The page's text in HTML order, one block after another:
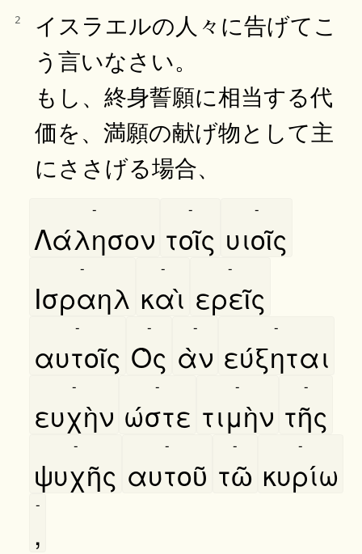
2
イスラエルの人々に告げてこ
う言いなさい。
もし、終身誓願に相当する代
価を、満願の献げ物として主
にささげる場合、
Λάλησον
-
τοῖς
-
υιοῖς
-
Ισραηλ
-
καὶ
-
ερεῖς
-
αυτοῖς
-
Ὸς
-
ὰν
-
εύξηται
-
ευχὴν
-
ώστε
-
τιμὴν
-
τῆς
-
ψυχῆς
-
αυτοῦ
-
τῶ
-
κυρίω
-
,
-